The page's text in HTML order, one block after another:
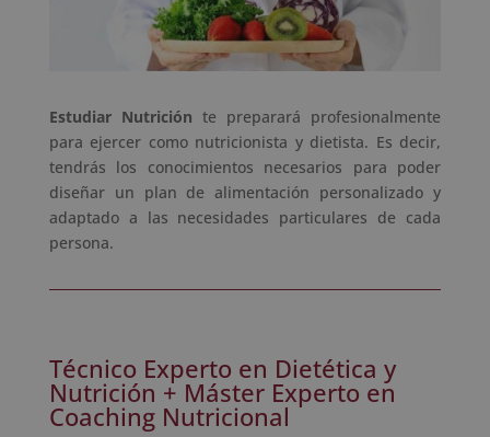
Estudiar Nutrición te preparará profesionalmente
para ejercer como nutricionista y dietista. Es decir,
tendrás los conocimientos necesarios para poder
diseñar un plan de alimentación personalizado y
adaptado a las necesidades particulares de cada
persona.
Técnico Experto en Dietética y
Nutrición + Máster Experto en
Coaching Nutricional